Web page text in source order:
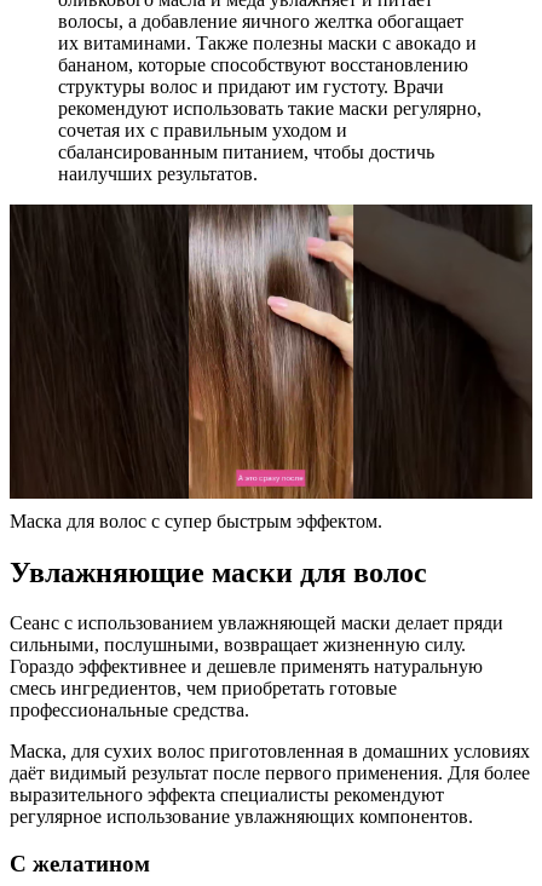
волосы, а добавление яичного желтка обогащает
их витаминами. Также полезны маски с авокадо и
бананом, которые способствуют восстановлению
структуры волос и придают им густоту. Врачи
рекомендуют использовать такие маски регулярно,
сочетая их с правильным уходом и
сбалансированным питанием, чтобы достичь
наилучших результатов.
Маска для волос с супер быстрым эффектом.
Увлажняющие маски для волос
Сеанс с использованием увлажняющей маски делает пряди
сильными, послушными, возвращает жизненную силу.
Гораздо эффективнее и дешевле применять натуральную
смесь ингредиентов, чем приобретать готовые
профессиональные средства.
Маска, для сухих волос приготовленная в домашних условиях
даёт видимый результат после первого применения. Для более
выразительного эффекта специалисты рекомендуют
регулярное использование увлажняющих компонентов.
С желатином